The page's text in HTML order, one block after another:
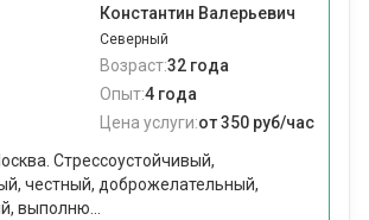
Константин Валерьевич
Северный
Возраст:32 года
Опыт:4 года
Цена услуги:от 350 руб/час
Стрессоустойчивый,
честный, доброжелательный,
выполню...